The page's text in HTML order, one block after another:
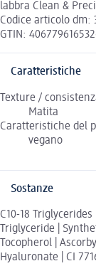
labbra Clean &
Codice articolo dm:
GTIN:
Caratteristiche
Texture /
Matita
Caratteristiche del
vegano
Sostanze
C10-18
Triglyceride |
Tocopherol |
Hyaluronate | CI